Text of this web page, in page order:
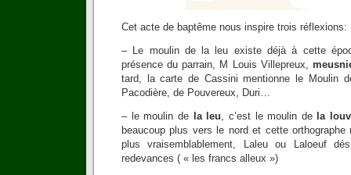
Cet acte de baptême nous inspire trois réflexions:
– Le moulin de la leu existe déjà à cette
présence du parrain, M Louis Villepreux,
tard, la carte de Cassini mentionne le Moulin
Pacodière, de Pouvereux, Duri…
– le moulin de
la leu, c’est le moulin de la
beaucoup plus vers le nord et cette
plus vraisemblablement, Laleu ou Laloeuf
redevances ( « les francs alleux »)